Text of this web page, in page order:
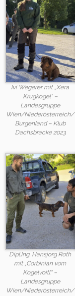
Ivi Wegerer mit „Xera
Krugkogel“ –
Landesgruppe
Wien/Niederösterreich/
Burgenland – Klub
Dachsbracke 2023
Dipl.Ing. Hansjorg Roth
mit „Corbinian vom
Kogelvoitl“ –
Landesgruppe
Wien/Niederösterreich/